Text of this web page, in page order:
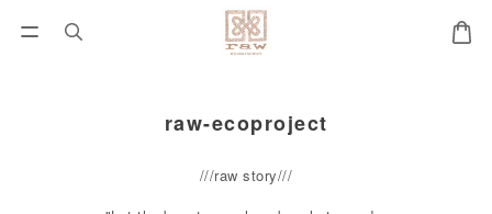
raw-ecoproject
///raw story///